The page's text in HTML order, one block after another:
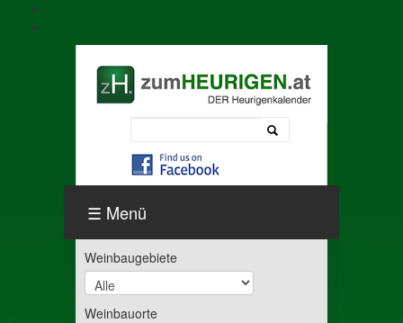
Menü
Weinbaugebiete
Weinbauorte